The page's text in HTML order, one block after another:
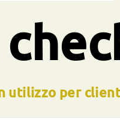
utilizzo per